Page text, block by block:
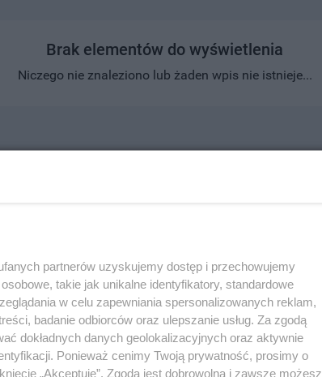
Brak elementów do wyświetlenia
Niczego nie znaleziono lub żaden wpis nie istnieje...
partnerów uzyskujemy dostęp i przechowujemy
takie jak unikalne identyfikatory, standardowe
w celu zapewniania spersonalizowanych reklam,
badanie odbiorców oraz ulepszanie usług. Za zgodą
dokładnych danych geolokalizacyjnych oraz aktywnie
Ponieważ cenimy Twoją prywatność, prosimy o
„Akceptuję”. Zgoda jest dobrowolna i zawsze możesz